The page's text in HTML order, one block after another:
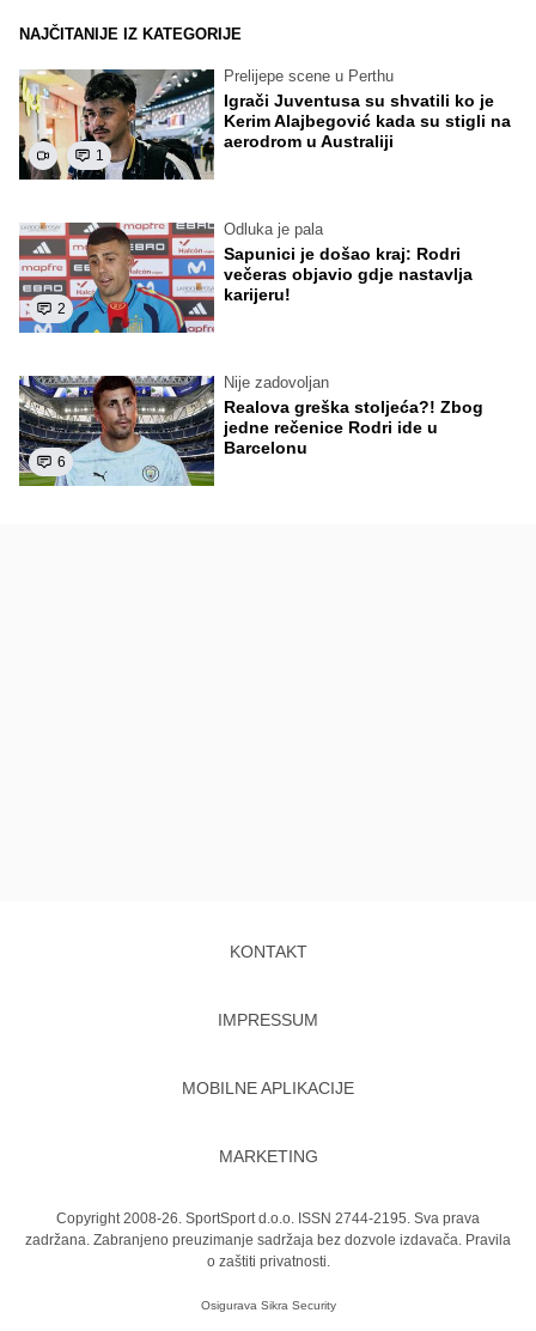
NAJČITANIJE IZ KATEGORIJE
1
Prelijepe scene u Perthu
Igrači Juventusa su shvatili ko je
Kerim Alajbegović kada su stigli na
aerodrom u Australiji
2
Odluka je pala
Sapunici je došao kraj: Rodri
večeras objavio gdje nastavlja
karijeru!
6
Nije zadovoljan
Realova greška stoljeća?! Zbog
jedne rečenice Rodri ide u
Barcelonu
KONTAKT
IMPRESSUM
MOBILNE APLIKACIJE
MARKETING
Copyright 2008-26. SportSport d.o.o. ISSN 2744-2195. Sva prava
zadržana. Zabranjeno preuzimanje sadržaja bez dozvole izdavača. Pravila
o zaštiti privatnosti.
Osigurava Sikra Security